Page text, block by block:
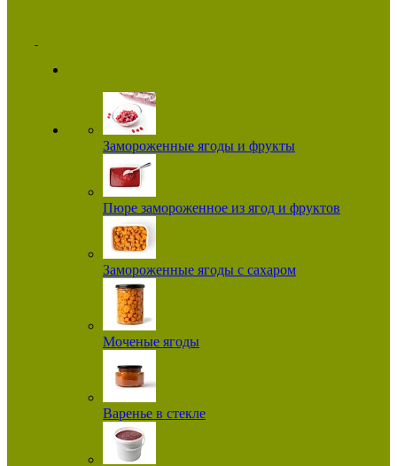
Замороженные ягоды и фрукты
Пюре замороженное из ягод и фруктов
Замороженные ягоды с сахаром
Моченые ягоды
Варенье в стекле